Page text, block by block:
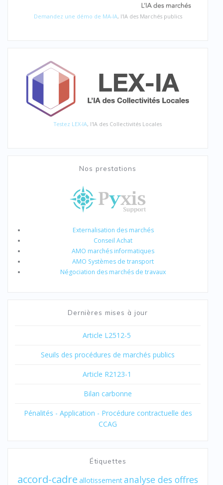
Demandez une démo de MA-IA, l'IA des Marchés publics
Testez LEX-IA, l'IA des Collectivités Locales
Nos prestations
Externalisation des marchés
Conseil Achat
AMO marchés informatiques
AMO Systèmes de transport
Négociation des marchés de travaux
Dernières mises à jour
Article L2512-5
Seuils des procédures de marchés publics
Article R2123-1
Bilan carbonne
Pénalités - Application - Procédure contractuelle des
CCAG
Étiquettes
accord-cadre allotissementanalyse des offres